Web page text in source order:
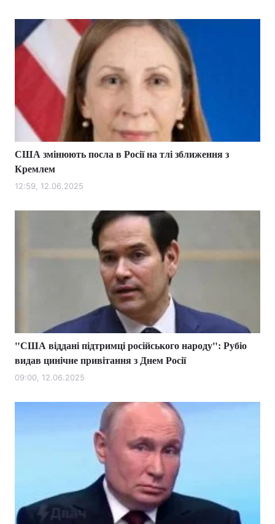
США змінюють посла в Росії на тлі зближення з
Кремлем
12:59, 12.06.2025
"США віддані підтримці російського народу": Рубіо
видав цинічне привітання з Днем Росії
09:00, 12.06.2025